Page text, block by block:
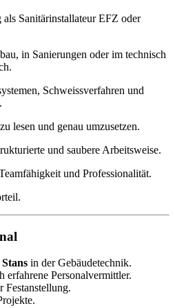
Sanitärinstallateur EFZ oder
in Sanierungen oder im technisch
Schweissverfahren und
lesen und genau umzusetzen.
und saubere Arbeitsweise.
und Professionalität.
in der Gebäudetechnik.
erfahrene Personalvermittler.
Festanstellung.